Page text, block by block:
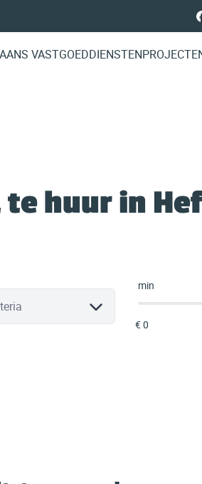
VASTGOEDDIENSTEN
te huur in
min